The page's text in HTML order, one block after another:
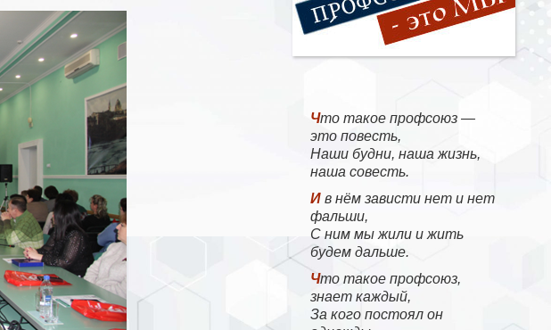
Что такое профсоюз —
это повесть,
Наши будни, наша жизнь,
наша совесть.
И в нём зависти нет и нет
фальши,
С ним мы жили и жить
будем дальше.
Что такое профсоюз,
знает каждый,
За кого постоял он